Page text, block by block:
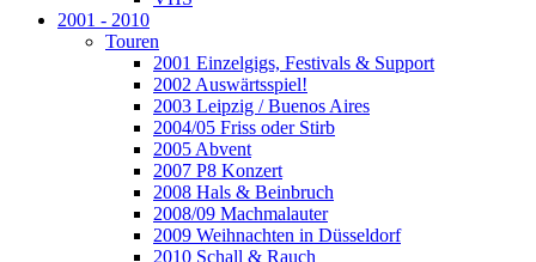
2001 - 2010
Touren
2001 Einzelgigs, Festivals & Support
2002 Auswärtsspiel!
2003 Leipzig / Buenos Aires
2004/05 Friss oder Stirb
2005 Abvent
2007 P8 Konzert
2008 Hals & Beinbruch
2008/09 Machmalauter
2009 Weihnachten in Düsseldorf
2010 Schall & Rauch